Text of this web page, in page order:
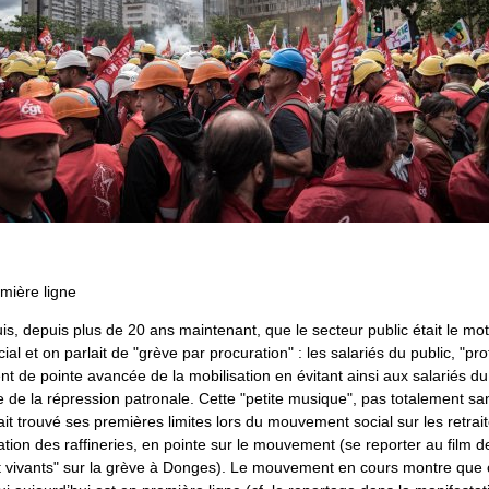
ligne
depuis plus de 20 ans maintenant, que le secteur public était le
et on parlait de "grève par procuration" : les salariés du public,
de pointe avancée de la mobilisation en évitant ainsi aux salariés du
de la répression patronale. Cette "petite musique", pas totalement
trouvé ses premières limites lors du mouvement social sur les
des raffineries, en pointe sur le mouvement (se reporter au film
vivants" sur la grève à Donges). Le mouvement en cours montre que